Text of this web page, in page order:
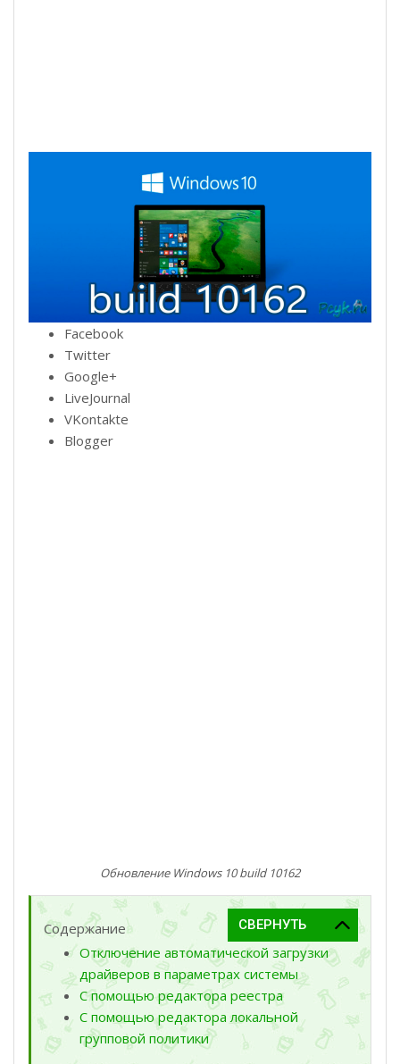
Facebook
Twitter
Google+
LiveJournal
VKontakte
Blogger
Обновление Windows 10 build 10162
Содержание
Отключение автоматической загрузки
драйверов в параметрах системы
С помощью редактора реестра
С помощью редактора локальной
групповой политики